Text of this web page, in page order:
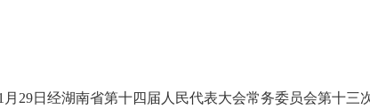
月29日经湖南省第十四届人民代表大会常务委员会第十三